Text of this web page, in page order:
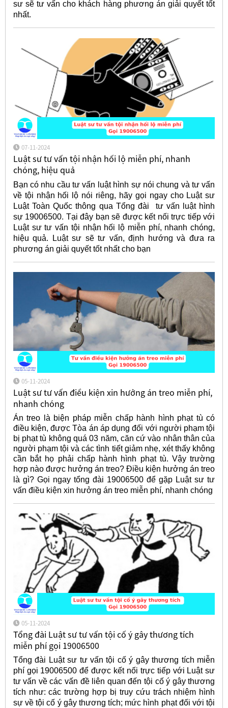
sư sẽ tư vấn cho khách hàng phương án giải quyết tốt
nhất.
07-11-2024
Luật sư tư vấn tội nhận hối lộ miễn phí, nhanh
chóng, hiệu quả
Bạn có nhu cầu tư vấn luật hình sự nói chung và tư vấn
về tội nhận hối lộ nói riêng, hãy gọi ngay cho Luật sư
Luật Toàn Quốc thông qua Tổng đài tư vấn luật hình
sự 19006500. Tại đây bạn sẽ được kết nối trực tiếp với
Luật sư tư vấn tội nhận hối lộ miễn phí, nhanh chóng,
hiệu quả. Luật sư sẽ tư vấn, định hướng và đưa ra
phương án giải quyết tốt nhất cho bạn
05-11-2024
Luật sư tư vấn điều kiện xin hưởng án treo miễn phí,
nhanh chóng
Án treo là biện pháp miễn chấp hành hình phạt tù có
điều kiện, được Tòa án áp dụng đối với người phạm tội
bị phạt tù không quá 03 năm, căn cứ vào nhân thân của
người phạm tội và các tình tiết giảm nhẹ, xét thấy không
cần bắt họ phải chấp hành hình phạt tù. Vậy trường
hợp nào được hưởng án treo? Điều kiện hưởng án treo
là gì? Gọi ngay tổng đài 19006500 để gặp Luật sưtư
vấn điều kiện xin hưởng án treo miễn phí, nhanh chóng
05-11-2024
Tổng đài Luật sư tư vấn tội cố ý gây thương tích
miễn phí gọi 19006500
Tổng đài Luật sư tư vấn tội cố ý gây thương tích miễn
phí gọi 19006500 để được kết nối trực tiếp với Luật sư
tư vấn về các vấn đề liên quan đến tội cố ý gây thương
tích như: các trường hợp bị truy cứu trách nhiệm hình
sự về tội cố ý gây thương tích; mức hình phạt đối với tội